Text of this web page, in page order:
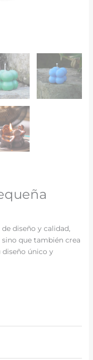
diseño y calidad,
que también crea
diseño único y